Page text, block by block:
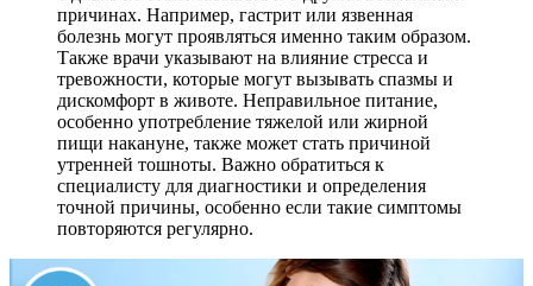
причинах. Например, гастрит или язвенная
болезнь могут проявляться именно таким образом.
Также врачи указывают на влияние стресса и
тревожности, которые могут вызывать спазмы и
дискомфорт в животе. Неправильное питание,
особенно употребление тяжелой или жирной
пищи накануне, также может стать причиной
утренней тошноты. Важно обратиться к
специалисту для диагностики и определения
точной причины, особенно если такие симптомы
повторяются регулярно.